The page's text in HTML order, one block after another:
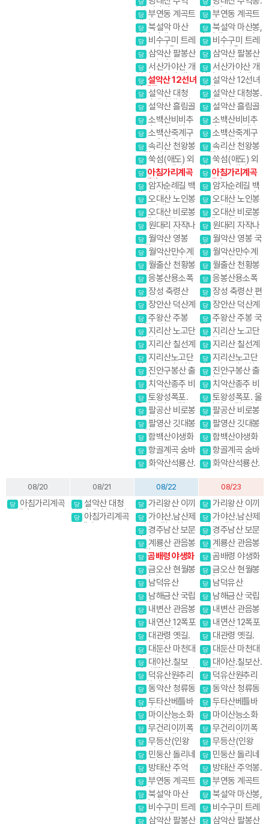
레이스
당
봉. 적가리골
당 부연동 계곡트
레킹
당 북설악 마산
봉,흘리계곡.물굽
이계곡
당 비수구미 트레
킹 오지마을
당 삼악산 팔봉산
1일2산 강원20대
명산
당 서산가야산 개
심사. 문수사 배롱
나무
당 설악산 12선녀
탕계곡
당 설악산 대청
봉.귀때기청봉진
달래.흘림골 강원
20대명산
당 설악산 흘림골
당 소백산비비추
꽃 비로봉 국망봉
야생화
당 소백산죽계구
곡 소백산자락길 1
코스
당 속리산 천왕봉
국립공원
당 쑥섬(애도) 외
나로도 봉래산
당 아침가리계곡
트레킹
당 암자순례길 백
담사 영시암 오세
암 내설악
당 오대산 노인봉
소금강계곡
당 오대산 비로봉
선재길 강원20대
명산
당 원대리 자작나
무숲 속삭이는 자
작나무 숲
당 월악산 영봉
국립공원
당 월악산만수계
곡 포암산 만수봉
당 월출산 천황봉
국립공원
당 응봉산용소폭
포 온정골
당 장성 축령산
편백나무숲 치유
의길
당 장안산 덕산계
곡
당 주왕산 주봉
국립공원
당 지리산 노고단
반야봉
당 지리산 칠선계
곡
당 지리산노고단
원추리꽃 야생화
당 진안구봉산 출
렁다리
당 치악산종주 비
로봉 국립공원 강
원20대명산
당 토왕성폭포.
울산바위. 국립공
원 스탬프
당 팔공산 비로봉
갓바위
당 팔영산 깃대봉
국립공원
당 함백산야생화
당 항골계곡 숨바
우길 트레킹
당 화악산석룡산.
조무락골
이스
당
적가리골
당 부연동 계곡트
레킹
당 북설악 마산봉,
흘리계곡.물굽이계
곡
당 비수구미 트레
킹 오지마을
당 삼악산 팔봉산
1일2산 강원20대
명산
당 서산가야산 개
심사. 문수사 배롱
나무
당 설악산 12선녀
탕계곡
당 설악산 대청봉.
귀때기청봉진달래.
흘림골 강원20대
명산
당 설악산 흘림골
당 소백산비비추
꽃 비로봉 국망봉
야생화
당 소백산죽계구
곡 소백산자락길 1
코스
당 속리산 천왕봉
국립공원
당 쑥섬(애도) 외
나로도 봉래산
당 아침가리계곡
트레킹
당 암자순례길 백
담사 영시암 오세
암 내설악
당 오대산 노인봉
소금강계곡
당 오대산 비로봉
선재길 강원20대
명산
당 원대리 자작나
무숲 속삭이는 자
작나무 숲
당 월악산 영봉 국
립공원
당 월악산만수계
곡 포암산 만수봉
당 월출산 천황봉
국립공원
당 응봉산용소폭
포 온정골
당 장성 축령산 편
백나무숲 치유의길
당 장안산 덕산계
곡
당 주왕산 주봉 국
립공원
당 지리산 노고단
반야봉
당 지리산 칠선계
곡
당 지리산노고단
원추리꽃 야생화
당 진안구봉산 출
렁다리
당 치악산종주 비
로봉 국립공원 강
원20대명산
당 토왕성폭포. 울
산바위. 국립공원
스탬프
당 팔공산 비로봉
갓바위
당 팔영산 깃대봉
국립공원
당 함백산야생화
당 항골계곡 숨바
우길 트레킹
당 화악산석룡산.
조무락골
08/20
당 아침가리계곡
트레킹
08/21
당 설악산 대청
봉.귀때기청봉진
달래.흘림골 강원
당 아침가리계곡
트레킹
08/22
당 가리왕산 이끼
계곡,케이블카(여
행코스)
당 가야산.남산제
일봉 국립공원
당 경주남산 보문
단지
당 계룡산 관음봉
국립공원
당 곰배령 야생화
당 금오산 현월봉
약사암
당 남덕유산
당 남해금산 국립
공원
당 내변산 관음봉
내소사
당 내연산 12폭포
소금강전망대
당 대관령 옛길.
금강소나무 숲길
당 대둔산 마천대
진달래
당 대야산.칠보
산.막장봉+장성봉
당 덕유산원추리
꽃 향적봉 야생화
당 동악산 청류동
계곡. 도림사
당 두타산베틀바
위.마천루협곡
당 마이산능소화
탑사 암마이봉
당 무건리이끼폭
포 추암촛대바위
당 무등산(인왕
봉) 서석대
당 민둥산 돌리네
인스타그램 핫플
레이스
당 방태산 주억
봉. 적가리골
당 부연동 계곡트
레킹
당 북설악 마산
봉,흘리계곡.물굽
이계곡
당 비수구미 트레
킹 오지마을
당 삼악산 팔봉산
08/23
당 가리왕산 이끼
계곡,케이블카(여
행코스)
당 가야산.남산제
일봉 국립공원
당 경주남산 보문
단지
당 계룡산 관음봉
국립공원
당 곰배령 야생화
당 금오산 현월봉
약사암
당 남덕유산
당 남해금산 국립
공원
당 내변산 관음봉
내소사
당 내연산 12폭포
소금강전망대
당 대관령 옛길.
금강소나무 숲길
당 대둔산 마천대
진달래
당 대야산.칠보산.
막장봉+장성봉
당 덕유산원추리
꽃 향적봉 야생화
당 동악산 청류동
계곡. 도림사
당 두타산베틀바
위.마천루협곡
당 마이산능소화
탑사 암마이봉
당 무건리이끼폭
포 추암촛대바위
당 무등산(인왕
봉) 서석대
당 민둥산 돌리네
인스타그램 핫플레
이스
당 방태산 주억봉.
적가리골
당 부연동 계곡트
레킹
당 북설악 마산봉,
흘리계곡.물굽이계
곡
당 비수구미 트레
킹 오지마을
당 삼악산 팔봉산